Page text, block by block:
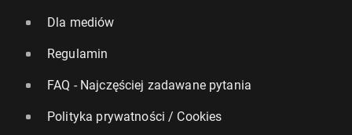
Dla mediów
Regulamin
FAQ - Najczęściej zadawane pytania
Polityka prywatności / Cookies